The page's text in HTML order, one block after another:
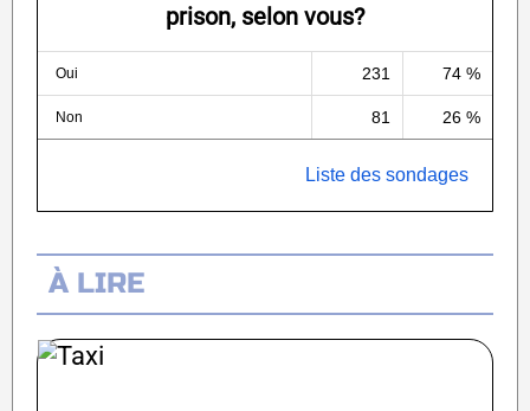
prison, selon vous?
Oui 231 74 %
Non 81 26 %
Liste des sondages
À LIRE